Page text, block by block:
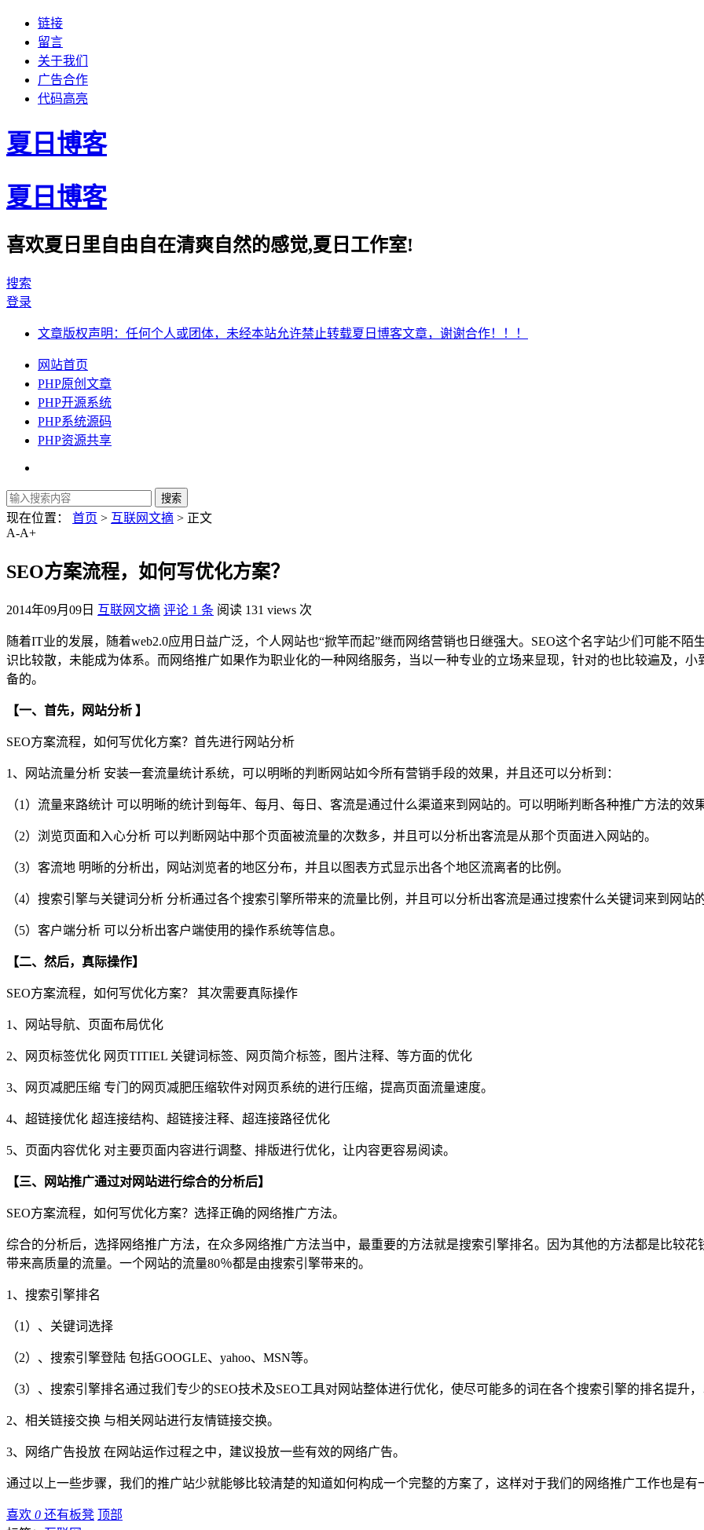
链接
留言
关于我们
广告合作
代码高亮
夏日博客
夏日博客
喜欢夏日里自由自在清爽自然的感觉,夏日工作室!
搜索
登录
文章版权声明：任何个人或团体，未经本站允许禁止转载夏日博客文章，谢谢合作！！！
网站首页
PHP原创文章
PHP开源系统
PHP系统源码
PHP资源共享
现在位置： 首页 > 互联网文摘 > 正文
A-A+
SEO方案流程，如何写优化方案？
2014年09月09日 互联网文摘 评论 1 条 阅读 131 views 次
随着IT业的发展，随着web2.0应用日益广泛，个人网站也“掀竿而起”继而网络营销也日继强大。SEO这个名字站少们可能不
识比较散，未能成为体系。而网络推广如果作为职业化的一种网络服务，当以一种专业的立场来显现，针对的也比较遍及，
备的。
【一、首先，网站分析 】
SEO方案流程，如何写优化方案？首先进行网站分析
1、网站流量分析 安装一套流量统计系统，可以明晰的判断网站如今所有营销手段的效果，并且还可以分析到：
（1）流量来路统计 可以明晰的统计到每年、每月、每日、客流是通过什么渠道来到网站的。可以明晰判断各种推广方法的效果
（2）浏览页面和入心分析 可以判断网站中那个页面被流量的次数多，并且可以分析出客流是从那个页面进入网站的。
（3）客流地 明晰的分析出，网站浏览者的地区分布，并且以图表方式显示出各个地区流离者的比例。
（4）搜索引擎与关键词分析 分析通过各个搜索引擎所带来的流量比例，并且可以分析出客流是通过搜索什么关键词来到网站的
（5）客户端分析 可以分析出客户端使用的操作系统等信息。
【二、然后，真际操作】
SEO方案流程，如何写优化方案？ 其次需要真际操作
1、网站导航、页面布局优化
2、网页标签优化 网页TITIEL 关键词标签、网页简介标签，图片注释、等方面的优化
3、网页减肥压缩 专门的网页减肥压缩软件对网页系统的进行压缩，提高页面流量速度。
4、超链接优化 超连接结构、超链接注释、超连接路径优化
5、页面内容优化 对主要页面内容进行调整、排版进行优化，让内容更容易阅读。
【三、网站推广通过对网站进行综合的分析后】
SEO方案流程，如何写优化方案？选择正确的网络推广方法。
综合的分析后，选择网络推广方法，在众多网络推广方法当中，最重要的方法就是搜索引擎排名。因为其他的方法都是比较
带来高质量的流量。一个网站的流量80％都是由搜索引擎带来的。
1、搜索引擎排名
（1）、关键词选择
（2）、搜索引擎登陆 包括GOOGLE、yahoo、MSN等。
（3）、搜索引擎排名通过我们专少的SEO技术及SEO工具对网站整体进行优化，使尽可能多的词在各个搜索引擎的排名提升，
2、相关链接交换 与相关网站进行友情链接交换。
3、网络广告投放 在网站运作过程之中，建议投放一些有效的网络广告。
通过以上一些步骤，我们的推广站少就能够比较清楚的知道如何构成一个完整的方案了，这样对于我们的网络推广工作也是有
喜欢 0 还有板凳 顶部